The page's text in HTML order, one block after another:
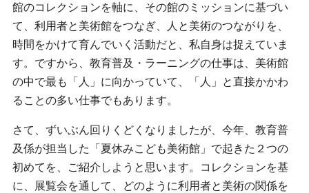
館のコレクションを軸に、その館のミッションに基づい
て、利用者と美術館をつなぎ、人と美術のつながりを、
時間をかけて育んでいく活動だと、私自身は捉えていま
す。ですから、教育普及・ラーニングの仕事は、美術館
の中で最も「人」に向かっていて、「人」と直接かかわ
ることの多い仕事でもあります。
さて、ずいぶん回りくどくなりましたが、今年、教育普
及係が担当した「夏休みこども美術館」で起きた２つの
初めてを、ご紹介しようと思います。コレクションを基
に、展覧会を通して、どのように利用者と美術の関係を